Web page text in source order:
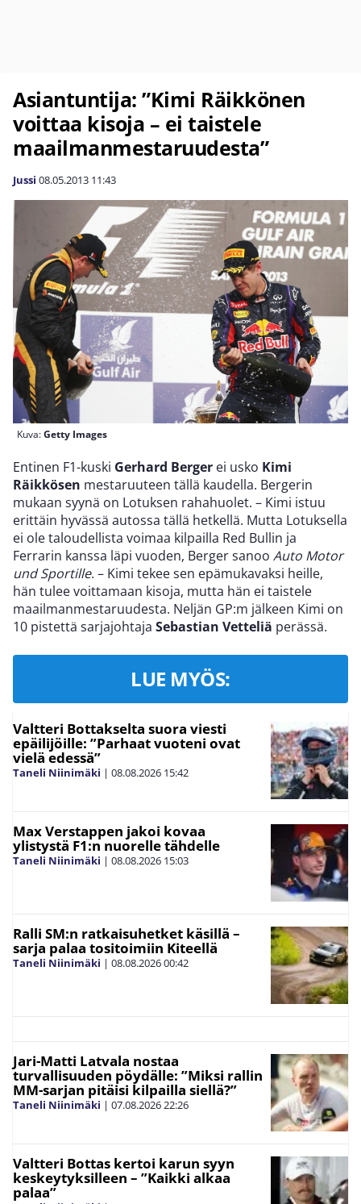
Asiantuntija: ”Kimi Räikkönen
voittaa kisoja – ei taistele
maailmanmestaruudesta”
Jussi 08.05.2013 11:43
Kuva:Getty Images
Entinen F1-kuski Gerhard Berger ei usko Kimi
Räikkösen mestaruuteen tällä kaudella. Bergerin
mukaan syynä on Lotuksen rahahuolet. – Kimi istuu
erittäin hyvässä autossa tällä hetkellä. Mutta Lotuksella
ei ole taloudellista voimaa kilpailla Red Bullin ja
Ferrarin kanssa läpi vuoden, Berger sanoo Auto Motor
und Sportille. – Kimi tekee sen epämukavaksi heille,
hän tulee voittamaan kisoja, mutta hän ei taistele
maailmanmestaruudesta. Neljän GP:m jälkeen Kimi on
10 pistettä sarjajohtaja Sebastian Vetteliä perässä.
LUE MYÖS:
Valtteri Bottakselta suora viesti
epäilijöille: ”Parhaat vuoteni ovat
vielä edessä”
Taneli Niinimäki | 08.08.2026 15:42
Max Verstappen jakoi kovaa
ylistystä F1:n nuorelle tähdelle
Taneli Niinimäki | 08.08.2026 15:03
Ralli SM:n ratkaisuhetket käsillä –
sarja palaa tositoimiin Kiteellä
Taneli Niinimäki | 08.08.202600:42
Jari-Matti Latvala nostaa
turvallisuuden pöydälle: ”Miksi rallin
MM-sarjan pitäisi kilpailla siellä?”
Taneli Niinimäki | 07.08.202622:26
Valtteri Bottas kertoi karun syyn
keskeytyksilleen – ”Kaikki alkaa
palaa”